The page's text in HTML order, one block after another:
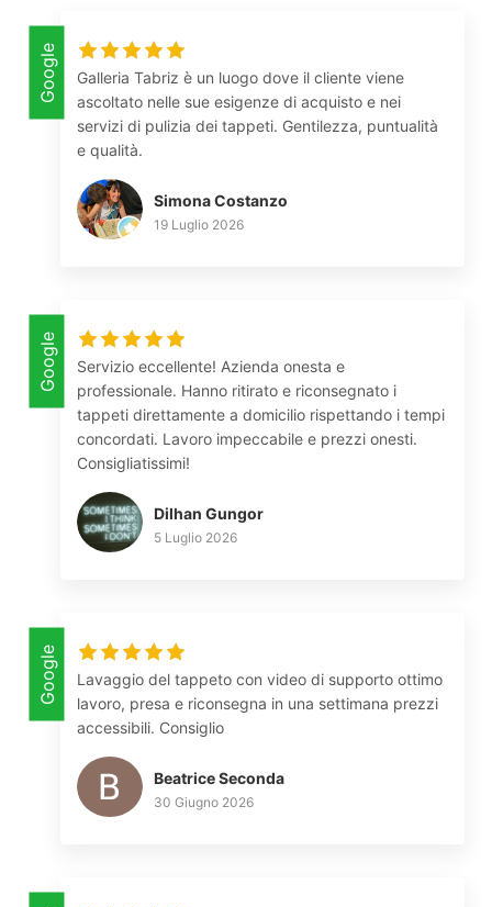
Google
Galleria Tabriz è un luogo dove il cliente viene
ascoltato nelle sue esigenze di acquisto e nei
servizi di pulizia dei tappeti. Gentilezza, puntualità
e qualità.
Simona Costanzo
19 Luglio 2026
Google
Servizio eccellente! Azienda onesta e
professionale. Hanno ritirato e riconsegnato i
tappeti direttamente a domicilio rispettando i tempi
concordati. Lavoro impeccabile e prezzi onesti.
Consigliatissimi!
Dilhan Gungor
5 Luglio 2026
Google
Lavaggio del tappeto con video di supporto ottimo
lavoro, presa e riconsegna in una settimana prezzi
accessibili. Consiglio
Beatrice Seconda
30 Giugno 2026